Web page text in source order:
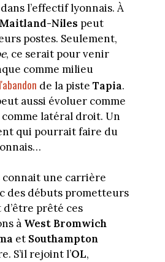
l’effectif lyonnais. À
Maitland-Niles peut
postes. Seulement,
, ce serait pour venir
comme milieu
l'abandon de la piste Tapia.
aussi évoluer comme
latéral droit. Un
qui pourrait faire du
une carrière
des débuts prometteurs
d’être prêté ces
à West Bromwich
et Southampton
S’il rejoint l’OL,